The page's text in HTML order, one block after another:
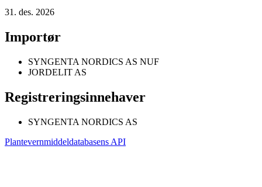
31. des. 2026
Importør
SYNGENTA NORDICS AS NUF
JORDELIT AS
Registreringsinnehaver
SYNGENTA NORDICS AS
Plantevernmiddeldatabasens API